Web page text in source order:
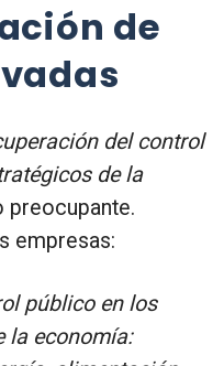
de
del control
de la
preocupante.
empresas:
público en los
la economía: